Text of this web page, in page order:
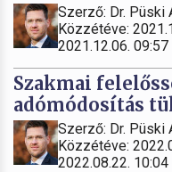
Szerző: Dr. Püski
Közzétéve:
2021.12.06. 09:57
Szakmai
adómódosítás
Szerző: Dr. Püski
Közzétéve:
2022.08.22. 10:04